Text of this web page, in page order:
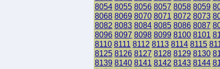
8054 8055 8056 8057 8058 8059
8068 8069 8070 8071 8072 8073
8082 8083 8084 8085 8086 8087
8096 8097 8098 8099 8100 8101
8110 8111 8112 8113 8114 8115
8125 8126 8127 8128 8129 8130
8139 8140 8141 8142 8143 8144